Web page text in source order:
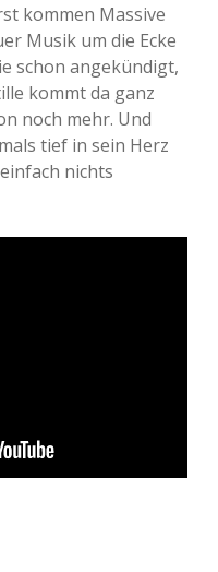
kommen Massive
Musik um die Ecke
schon angekündigt,
kommt da ganz
noch mehr. Und
tief in sein Herz
nichts